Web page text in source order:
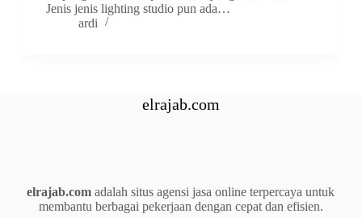
Jenis jenis lighting studio pun ada…
ardi
elrajab.com
elrajab.com adalah situs agensi jasa online terpercaya untuk
membantu berbagai pekerjaan dengan cepat dan efisien.